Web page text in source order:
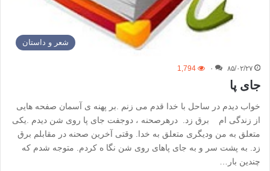
شعر و داستان
۸۵/۰۲/۲۷ ۰ 1,794
جای پا
خواب دیدم در ساحل با خدا قدم می زنم .بر پهنه ی آسمان صفحه هایی
از زندگی ام برق زد. درهرصحنه ، دوجفت جای پا روی شن دیدم .یکی
متعلق به من ودیگری متعلق به خدا. وقتی آخرین صحنه در مقابلم برق
زد. به پشت سر و به جای پاهای روی شن نگا ه کردم. متوجه شدم که
چندین بار…